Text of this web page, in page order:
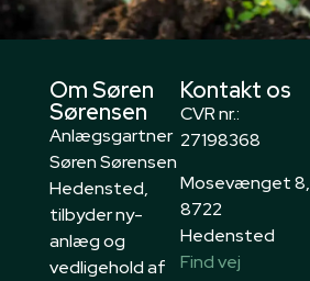
Om Søren
Sørensen
Anlægsgartner
Søren Sørensen
Hedensted,
tilbyder ny-
anlæg og
vedligehold af
Kontakt os
CVR nr.:
27198368
Mosevænget 8,
8722
Hedensted
Find vej